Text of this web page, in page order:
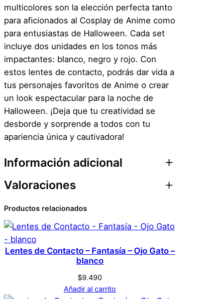
multicolores son la elección perfecta tanto
para aficionados al Cosplay de Anime como
para entusiastas de Halloween. Cada set
incluye dos unidades en los tonos más
impactantes: blanco, negro y rojo. Con
estos lentes de contacto, podrás dar vida a
tus personajes favoritos de Anime o crear
un look espectacular para la noche de
Halloween. ¡Deja que tu creatividad se
desborde y sorprende a todos con tu
apariencia única y cautivadora!
Información adicional
Atributos
Dimensiones
Gris
Valoraciones
0 valoraciones en
Lentes de Contacto –
Colores – Gris –
Sterling Gray
Productos relacionados
Lentes de Contacto – Fantasía – Ojo Gato –
blanco
$9.490
Añadir al carrito